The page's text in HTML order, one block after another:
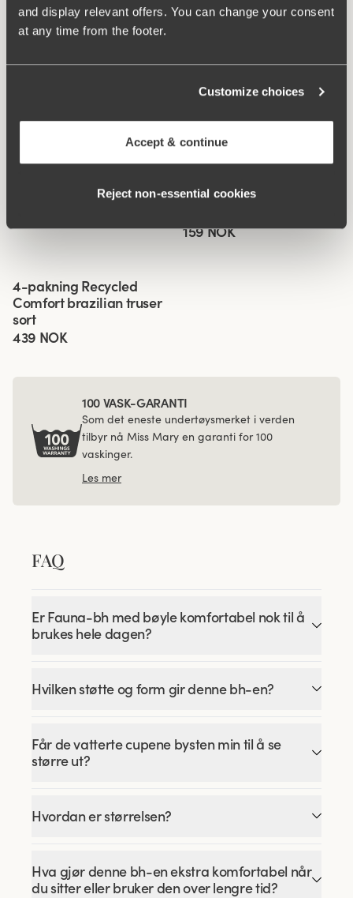
and display relevant offers. You can change your consent
at any time from the footer.
Customize choices
Accept & continue
Reject non‑essential cookies
Relaterte produkter
Viewing image 1 of 3 Viewing image 1 of 3
4 for 3
Recycled Comfort midi
159 NOK
4-pakning Recycled
Comfort brazilian truser
sort
439 NOK
100 VASK-GARANTI
Som det eneste undertøysmerket i verden
tilbyr nå Miss Mary en garanti for 100
vaskinger.
Les mer
FAQ
Er Fauna-bh med bøyle komfortabel nok til å
brukes hele dagen?
Hvilken støtte og form gir denne bh-en?
Får de vatterte cupene bysten min til å se
større ut?
Hvordan er størrelsen?
Hva gjør denne bh-en ekstra komfortabel når
du sitter eller bruker den over lengre tid?